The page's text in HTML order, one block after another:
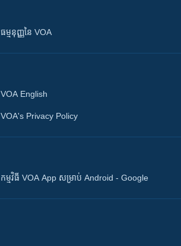
ធម្មនុញ្ញ​នៃ VOA
VOA English
VOA's Privacy Policy
កម្មវិធី​ VOA App សម្រាប់ Android - Google